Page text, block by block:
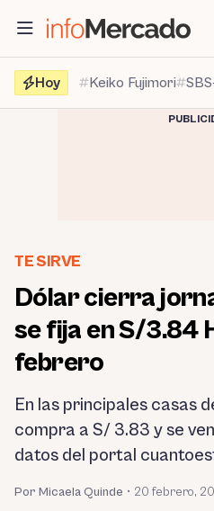
contenido
Hoy
Keiko Fujimori
TE SIRVE
Dólar cierra
se fija en S/3.84
febrero
En las principales casas
compra a S/ 3.83 y se
datos del portal
Por Micaela Quinde • 20 febrero,